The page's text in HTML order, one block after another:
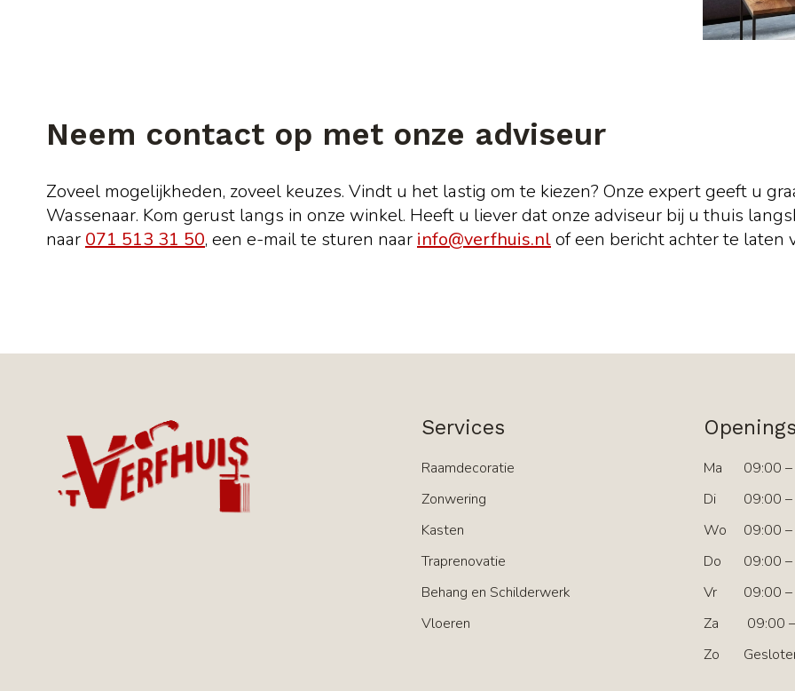
Neem contact op met onze adviseur
Zoveel mogelijkheden, zoveel keuzes. Vindt u het lastig om te kiezen? Onze expert geeft u
Wassenaar. Kom gerust langs in onze winkel. Heeft u liever dat onze adviseur bij u thuis
naar 071 513 31 50, een e-mail te sturen naar info@verfhuis.nlof een bericht achter te laten
Services
Raamdecoratie
Zonwering
Kasten
Traprenovatie
Behang en Schilderwerk
Vloeren
Ma
09:00
Di
09:00
Wo
09:00
Do
09:00
Vr
09:00
Za
09:00
Zo